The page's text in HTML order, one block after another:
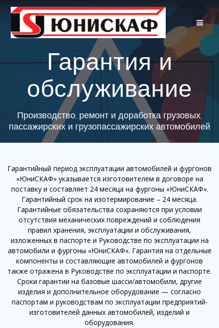
Skip
to
content
Гарантия и
обслуживание
Производство, ремонт и доработка грузовых,
пассажирских и грузопассажирских автомобилей
Гарантийный период эксплуатации автомобилей и фургонов
«ЮниСКАФ» указывается изготовителем в договоре на
поставку и составляет 24 месяца на фургоны «ЮниСКАФ».
Гарантийный срок на изотермирование – 24 месяца.
Гарантийные обязательства сохраняются при условии
отсутствия механических повреждений и соблюдения
правил хранения, эксплуатации и обслуживания,
изложенных в паспорте и Руководстве по эксплуатации на
автомобили и фургоны «ЮниСКАФ». Гарантия на отдельные
компоненты и составляющие автомобилей и фургонов
также отражена в Руководстве по эксплуатации и паспорте.
Сроки гарантии на базовые шасси/автомобили, другие
изделия и дополнительное оборудование — согласно
паспортам и руководствам по эксплуатации предприятий-
изготовителей данных автомобилей, изделий и
оборудования.